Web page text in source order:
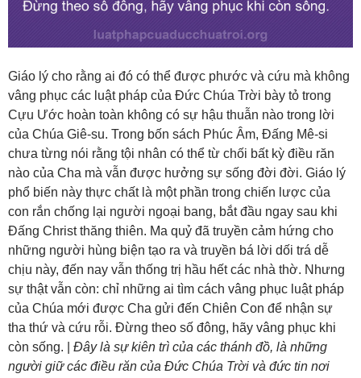
Giáo lý cho rằng ai đó có thể được phước và cứu mà không
vâng phục các luật pháp của Đức Chúa Trời bày tỏ trong
Cựu Ước hoàn toàn không có sự hậu thuẫn nào trong lời
của Chúa Giê-su. Trong bốn sách Phúc Âm, Đấng Mê-si
chưa từng nói rằng tội nhân có thể từ chối bất kỳ điều răn
nào của Cha mà vẫn được hưởng sự sống đời đời. Giáo lý
phổ biến này thực chất là một phần trong chiến lược của
con rắn chống lại người ngoại bang, bắt đầu ngay sau khi
Đấng Christ thăng thiên. Ma quỷ đã truyền cảm hứng cho
những người hùng biện tạo ra và truyền bá lời dối trá dễ
chịu này, đến nay vẫn thống trị hầu hết các nhà thờ. Nhưng
sự thật vẫn còn: chỉ những ai tìm cách vâng phục luật pháp
của Chúa mới được Cha gửi đến Chiên Con để nhận sự
tha thứ và cứu rỗi. Đừng theo số đông, hãy vâng phục khi
còn sống. | Đây là sự kiên trì của các thánh đồ, là những
người giữ các điều răn của Đức Chúa Trời và đức tin nơi